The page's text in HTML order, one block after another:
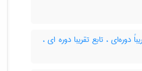
دوره‌ای ، تابع تقریبا دوره ای ،